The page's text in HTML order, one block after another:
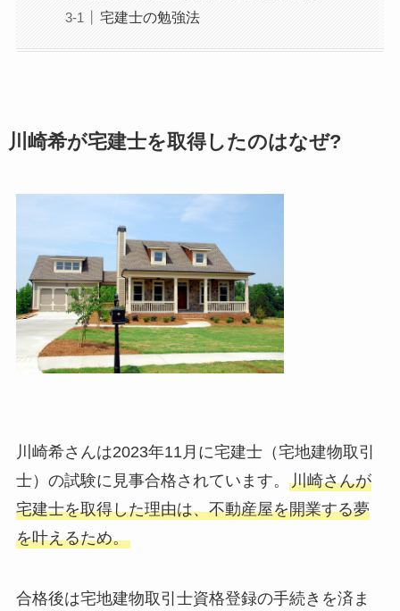
宅建士の勉強法
川崎希が宅建士を取得したのはなぜ?
川崎希さんは2023年11月に宅建士（宅地建物取引
士）の試験に見事合格されています。 川崎さんが
宅建士を取得した理由は、不動産屋を開業する夢
を叶えるため。
合格後は宅地建物取引士資格登録の手続きを済ま